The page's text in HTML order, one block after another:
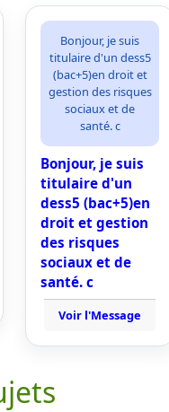
Bonjour, je suis
titulaire d'un dess5
(bac+5)en droit et
gestion des risques
sociaux et de
santé. c
Bonjour, je suis
titulaire d'un
dess5 (bac+5)en
droit et gestion
des risques
sociaux et de
santé. c
Voir l'Message